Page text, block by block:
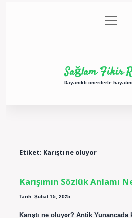
Gizlilik Politikası
menüyü
aç
Sağlam Fikir
Dayanıklı önerilerle
Etiket: Karıştı ne oluyor
Karışımın Sözlük Anlamı
Tarih: Şubat 15, 2025
Karıştı ne oluyor? Antik Yunancada